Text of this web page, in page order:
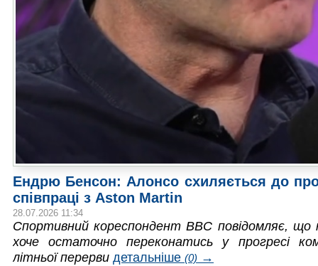
Ендрю Бенсон: Алонсо схиляється до
співпраці з Aston Martin
28.07.2026 11:34
Спортивний кореспондент ВВС повідомляє, що
хоче остаточно переконатись у прогресі
літньої перерви детальніше (0) →